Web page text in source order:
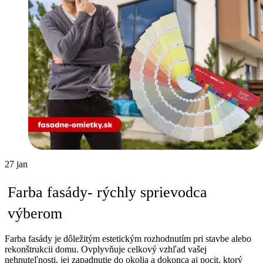
27 jan
Farba fasády- rýchly sprievodca
výberom
Farba fasády je dôležitým estetickým rozhodnutím pri stavbe alebo
rekonštrukcii domu. Ovplyvňuje celkový vzhľad vašej
nehnuteľnosti, jej zapadnutie do okolia a dokonca aj pocit, ktorý